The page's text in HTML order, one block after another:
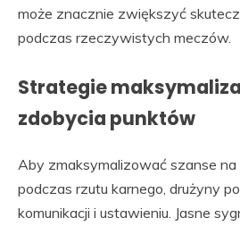
może znacznie zwiększyć
podczas rzeczywistych meczów.
Strategie
zdobycia punktów
Aby zmaksymalizować szanse
podczas rzutu karnego, drużyny
komunikacji i ustawieniu. Jasne